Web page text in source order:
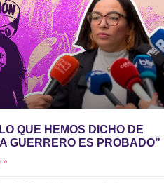
QUE HEMOS DICHO DE
GUERRERO ES PROBADO”
»